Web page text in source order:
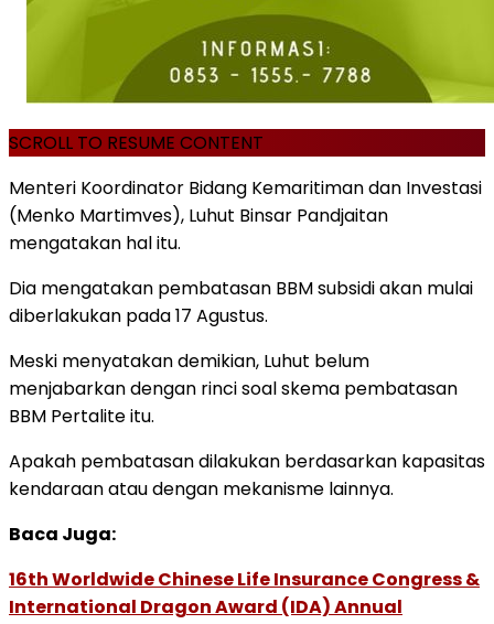
SCROLL TO RESUME CONTENT
Menteri Koordinator Bidang Kemaritiman dan Investasi
(Menko Martimves), Luhut Binsar Pandjaitan
mengatakan hal itu.
Dia mengatakan pembatasan BBM subsidi akan mulai
diberlakukan pada 17 Agustus.
Meski menyatakan demikian, Luhut belum
menjabarkan dengan rinci soal skema pembatasan
BBM Pertalite itu.
Apakah pembatasan dilakukan berdasarkan kapasitas
kendaraan atau dengan mekanisme lainnya.
Baca Juga:
16th Worldwide Chinese Life Insurance Congress &
International Dragon Award (IDA) Annual